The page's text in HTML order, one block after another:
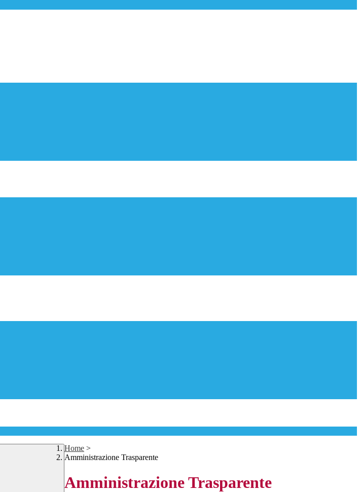
Home >
Amministrazione Trasparente
Amministrazione Trasparente